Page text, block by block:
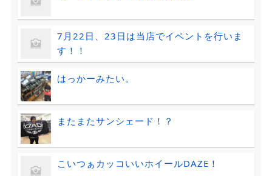
7月22日、23日は当店でイベントを行いま
す！！
はっかーみたい。
またまたサンシェード！？
こいつぁカッコいいホイールDAZE！